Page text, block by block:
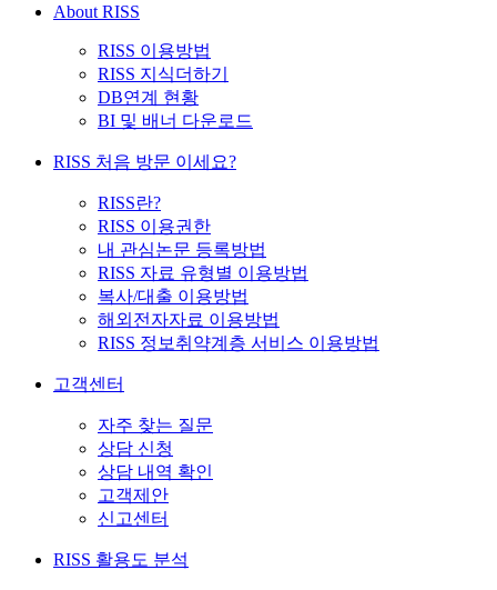
About RISS
RISS 이용방법
RISS 지식더하기
DB연계 현황
BI 및 배너 다운로드
RISS 처음 방문 이세요?
RISS란?
RISS 이용권한
내 관심논문 등록방법
RISS 자료 유형별 이용방법
복사/대출 이용방법
해외전자자료 이용방법
RISS 정보취약계층 서비스 이용방법
고객센터
자주 찾는 질문
상담 신청
상담 내역 확인
고객제안
신고센터
RISS 활용도 분석